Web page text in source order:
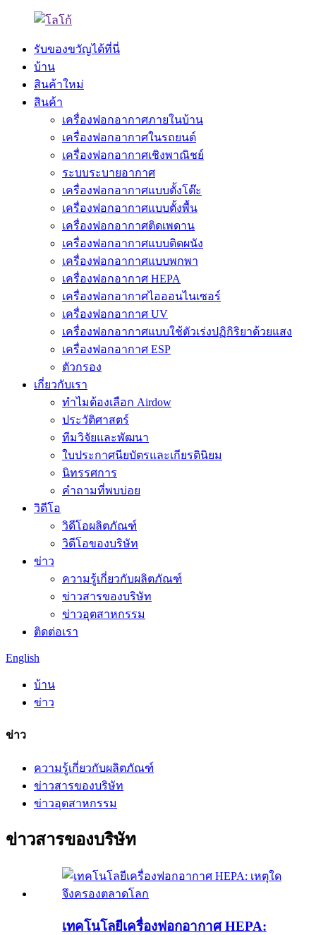
รับของขวัญได้ที่นี่
บ้าน
สินค้าใหม่
สินค้า
เครื่องฟอกอากาศภายในบ้าน
เครื่องฟอกอากาศในรถยนต์
เครื่องฟอกอากาศเชิงพาณิชย์
ระบบระบายอากาศ
เครื่องฟอกอากาศแบบตั้งโต๊ะ
เครื่องฟอกอากาศแบบตั้งพื้น
เครื่องฟอกอากาศติดเพดาน
เครื่องฟอกอากาศแบบติดผนัง
เครื่องฟอกอากาศแบบพกพา
เครื่องฟอกอากาศ HEPA
เครื่องฟอกอากาศไอออนไนเซอร์
เครื่องฟอกอากาศ UV
เครื่องฟอกอากาศแบบใช้ตัวเร่งปฏิกิริยาด้วยแสง
เครื่องฟอกอากาศ ESP
ตัวกรอง
เกี่ยวกับเรา
ทำไมต้องเลือก Airdow
ประวัติศาสตร์
ทีมวิจัยและพัฒนา
ใบประกาศนียบัตรและเกียรตินิยม
นิทรรศการ
คำถามที่พบบ่อย
วิดีโอ
วิดีโอผลิตภัณฑ์
วิดีโอของบริษัท
ข่าว
ความรู้เกี่ยวกับผลิตภัณฑ์
ข่าวสารของบริษัท
ข่าวอุตสาหกรรม
ติดต่อเรา
English
บ้าน
ข่าว
ข่าว
ความรู้เกี่ยวกับผลิตภัณฑ์
ข่าวสารของบริษัท
ข่าวอุตสาหกรรม
ข่าวสารของบริษัท
เทคโนโลยีเครื่องฟอกอากาศ HEPA: